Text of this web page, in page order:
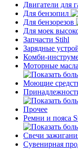
Двигатели для
Для бензопил
Для бензорезов
Для моек
Запчасти Stihl
Зарядные
Комби-
Моторные
Моющие
Прочее
Ремни и пояса
Свечи
Сувенирная